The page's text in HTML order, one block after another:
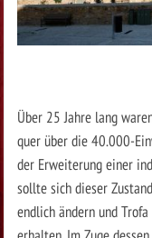
Über 25 Jahre lang
quer über die 40.000-
der Erweiterung einer
sollte sich dieser
endlich ändern und